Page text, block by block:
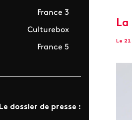
France 3
Culturebox
France 5
Le dossier de presse :
Le